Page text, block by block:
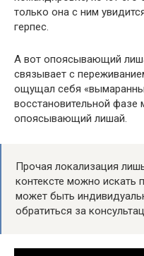
только она с ним
герпес.
А вот опоясывающий
связывает с
ощущал себя
восстановительной
опоясывающий лишай.
Прочая локализация
контексте можно искать
может быть
обратиться за